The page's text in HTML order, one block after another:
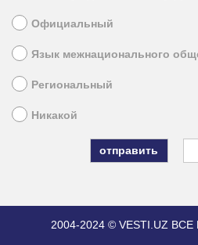
Официальный
Язык межнационального
Региональный
Никакой
2004-2024 © VESTI.UZ ВСЕ